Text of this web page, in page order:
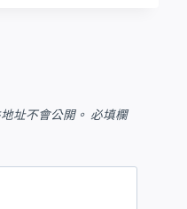
址不會公開。 必填欄